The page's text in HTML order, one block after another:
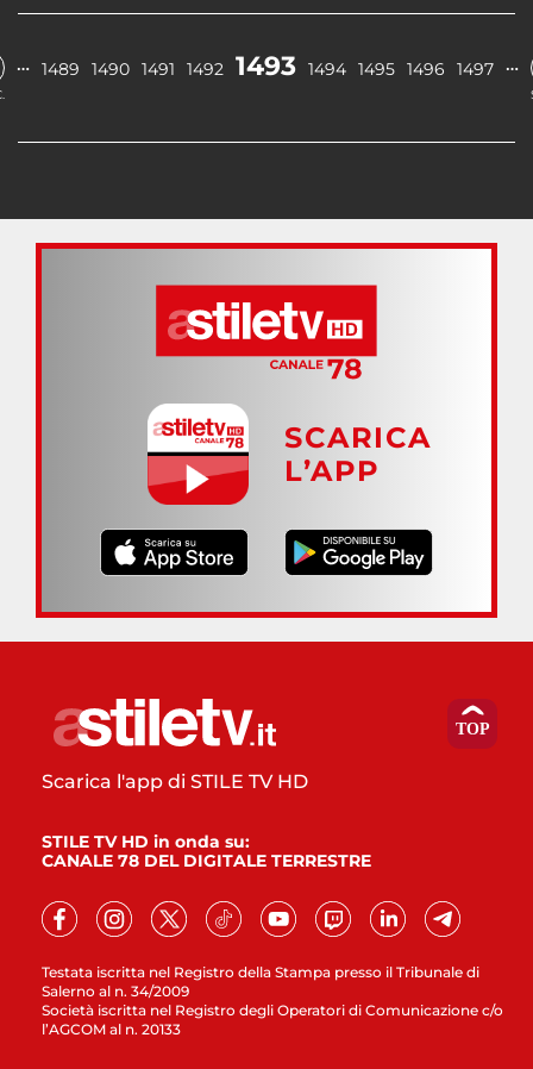
… 1489 1490 1491 1492 1493 1494 1495 1496 1497 …
SCARICA
L’APP
Testata iscritta nel Registro della Stampa presso il Tribunale di
Salerno al n. 34/2009
Società iscritta nel Registro degli Operatori di Comunicazione c/o
l’AGCOM al n. 20133
Scarica l'app di STILE TV HD
STILE TV HD in onda su:
CANALE 78 DEL DIGITALE TERRESTRE